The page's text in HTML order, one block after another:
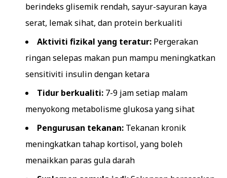
berindeks glisemik rendah, sayur-sayuran kaya
serat, lemak sihat, dan protein berkualiti
Aktiviti fizikal yang teratur: Pergerakan
ringan selepas makan pun mampu meningkatkan
sensitiviti insulin dengan ketara
Tidur berkualiti: 7-9 jam setiap malam
menyokong metabolisme glukosa yang sihat
Pengurusan tekanan: Tekanan kronik
meningkatkan tahap kortisol, yang boleh
menaikkan paras gula darah